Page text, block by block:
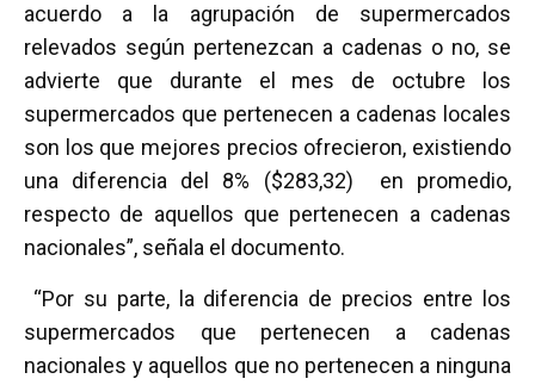
acuerdo a la agrupación de supermercados
relevados según pertenezcan a cadenas o no, se
advierte que durante el mes de octubre los
supermercados que pertenecen a cadenas locales
son los que mejores precios ofrecieron, existiendo
una diferencia del 8% ($283,32) en promedio,
respecto de aquellos que pertenecen a cadenas
nacionales”, señala el documento.
“Por su parte, la diferencia de precios entre los
supermercados que pertenecen a cadenas
nacionales y aquellos que no pertenecen a ninguna